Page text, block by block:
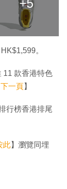
+5
。
11 款香港特色
下一頁】
行榜香港排尾
此】瀏覽同埋